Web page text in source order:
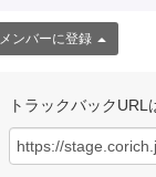
メンバーに登録
トラックバックURL